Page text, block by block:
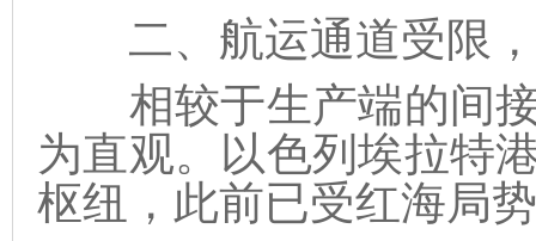
二、航运通道受限，
相较于生产端的间接
为直观。以色列埃拉特
枢纽，此前已受红海局